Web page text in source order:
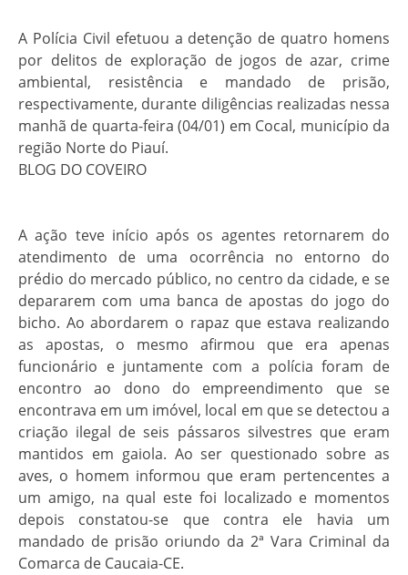
A Polícia Civil efetuou a detenção de quatro homens
por delitos de exploração de jogos de azar, crime
ambiental, resistência e mandado de prisão,
respectivamente, durante diligências realizadas nessa
manhã de quarta-feira (04/01) em Cocal, município da
região Norte do Piauí.
BLOG DO COVEIRO
A ação teve início após os agentes retornarem do
atendimento de uma ocorrência no entorno do
prédio do mercado público, no centro da cidade, e se
depararem com uma banca de apostas do jogo do
bicho. Ao abordarem o rapaz que estava realizando
as apostas, o mesmo afirmou que era apenas
funcionário e juntamente com a polícia foram de
encontro ao dono do empreendimento que se
encontrava em um imóvel, local em que se detectou a
criação ilegal de seis pássaros silvestres que eram
mantidos em gaiola. Ao ser questionado sobre as
aves, o homem informou que eram pertencentes a
um amigo, na qual este foi localizado e momentos
depois constatou-se que contra ele havia um
mandado de prisão oriundo da 2ª Vara Criminal da
Comarca de Caucaia-CE.